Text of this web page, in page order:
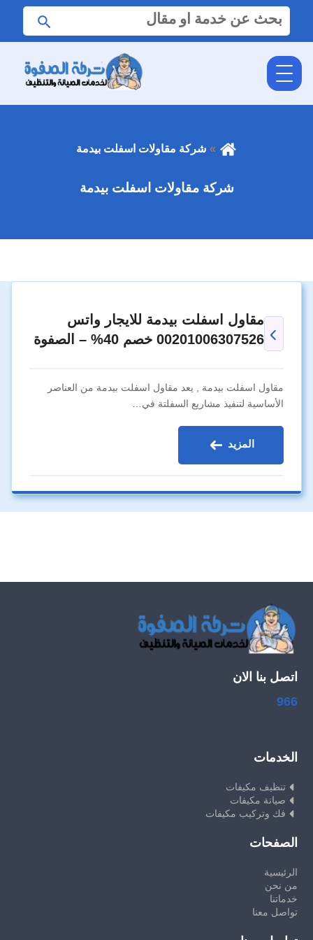
البحث
عن:
شركة مقاولات اسفلت بيدمة
شركة مقاولات اسفلت بيدمة
مقاول اسفلت بيدمة للايجار واتس
00201006307526 خصم 40% – الصفوة
مقاول اسفلت بيدمة , يعد مقاول اسفلت بيدمة من العناصر
الأساسية لتنفيذ مشاريع السفلتة في…
المزيد
اتصل بنا الان
966
الخدمات
تنظيف مكيفات
صيانة مكيفات
فك وتركيب مكيفات
الصفحات
الرئيسية
من نحن
خدماتنا
تواصل معنا